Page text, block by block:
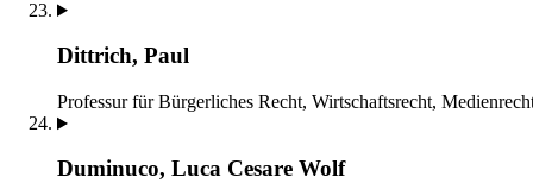
Dittrich, Paul
Professur für Bürgerliches Recht, Wirtschaftsrecht,
Duminuco, Luca Cesare Wolf